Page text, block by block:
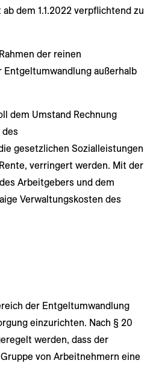
dem 1.1.2022 verpflichtend zu
der reinen
außerhalb
dem Umstand Rechnung
gesetzlichen Sozialleistungen
verringert werden. Mit der
Arbeitgebers und dem
Verwaltungskosten des
der Entgeltumwandlung
einzurichten. Nach § 20
werden, dass der
von Arbeitnehmern eine